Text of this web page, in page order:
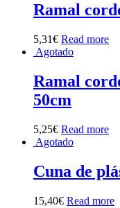
Ramal
5,31€ Read more
Agotado
Ramal
50cm
5,25€ Read more
Agotado
Cuna de
15,40€ Read more